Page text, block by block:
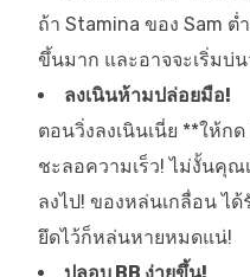
ถ้า Stamina ของ Sam ต่
ขึ้นมาก และอาจจะเริ่มบ่
ลงเนินห้ามปล่อยมือ!
ตอนวิ่งลงเนินเนี่ย **ให้ก
ชะลอความเร็ว! ไม่งั้นคุณ
ลงไป! ของหล่นเกลื่อน ไ
ยึดไว้ก็หล่นหายหมดแน่!